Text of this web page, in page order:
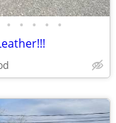
• • • • •